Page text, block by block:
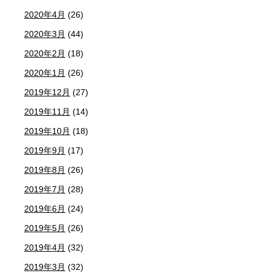
2020年4月 (26)
2020年3月 (44)
2020年2月 (18)
2020年1月 (26)
2019年12月 (27)
2019年11月 (14)
2019年10月 (18)
2019年9月 (17)
2019年8月 (26)
2019年7月 (28)
2019年6月 (24)
2019年5月 (26)
2019年4月 (32)
2019年3月 (32)